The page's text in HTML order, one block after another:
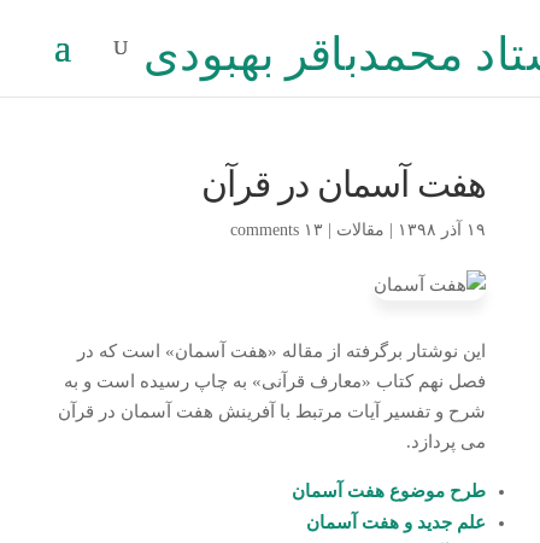
هفت آسمان در قرآن
۱۹ آذر ۱۳۹۸ مقالات ۱۳ comments
این نوشتار برگرفته از مقاله «هفت آسمان» است که در
فصل نهم کتاب «معارف قرآنی» به چاپ رسیده است و به
شرح و تفسیر آیات مرتبط با آفرینش هفت آسمان در قرآن
می پردازد.
طرح موضوع هفت آسمان
علم جدید و هفت آسمان